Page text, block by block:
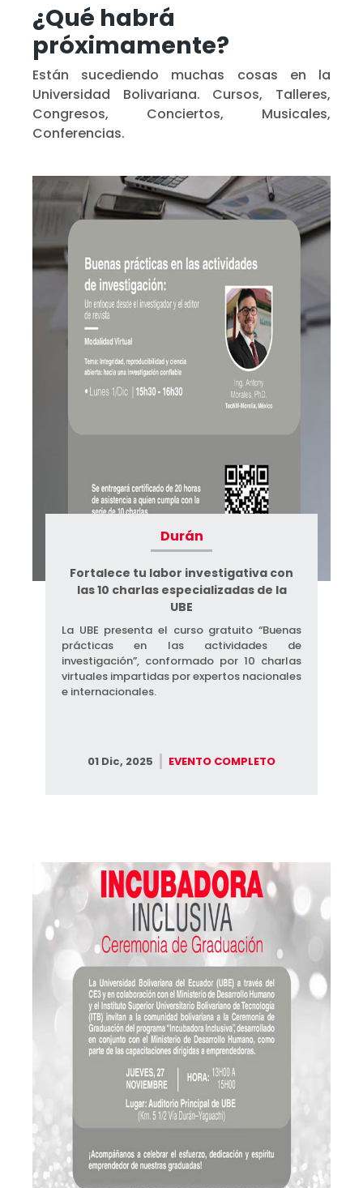
¿Qué habrá
próximamente?
Están sucediendo muchas cosas en la
Universidad Bolivariana. Cursos, Talleres,
Congresos, Conciertos, Musicales,
Conferencias.
Durán
Fortalece tu labor investigativa con
las 10 charlas especializadas de la
UBE
La UBE presenta el curso gratuito “Buenas
prácticas en las actividades de
investigación”, conformado por 10 charlas
virtuales impartidas por expertos nacionales
e internacionales.
01 Dic, 2025 EVENTO COMPLETO